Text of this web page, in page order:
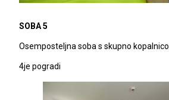
SOBA 5
Osemposteljna soba s skupno kopalnico
4je pogradi